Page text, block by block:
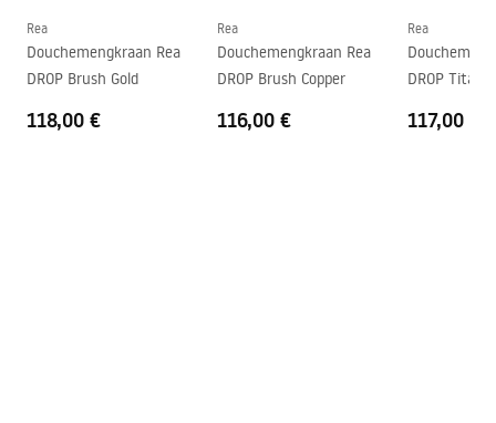
Garantie 5 jaar
Rea
Douchemengkraan Rea
DROP Brush Gold
118,00 €
Rea
Douchemengkraan Rea
DROP Brush Copper
116,00 €
Rea
DROP Titan
117,00 €